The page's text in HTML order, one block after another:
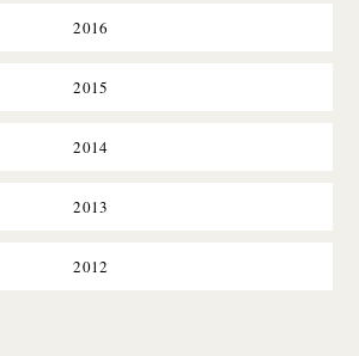
2016
2015
2014
2013
2012